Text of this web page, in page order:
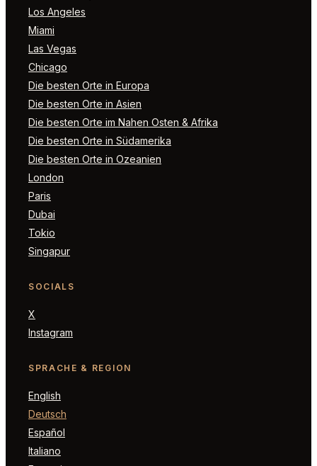
Los Angeles
Miami
Las Vegas
Chicago
Die besten Orte in Europa
Die besten Orte in Asien
Die besten Orte im Nahen Osten & Afrika
Die besten Orte in Südamerika
Die besten Orte in Ozeanien
London
Paris
Dubai
Tokio
Singapur
SOCIALS
X
Instagram
SPRACHE & REGION
English
Deutsch
Español
Italiano